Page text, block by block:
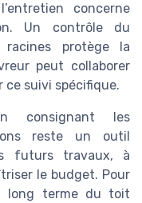
concerne
Un contrôle du
protège la
peut collaborer
ce suivi spécifique.
consignant les
reste un outil
futurs travaux, à
le budget. Pour
long terme du toit